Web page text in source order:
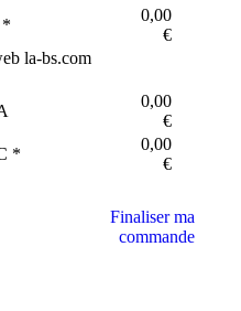
*
0,00
€
la-bs.com
0,00
€
*
0,00
€
Finaliser ma
commande